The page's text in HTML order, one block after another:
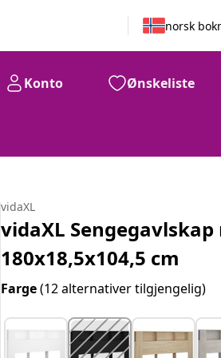
norsk
Konto Ønskeliste
vidaXL
vidaXL
180x18,5x104,5 cm
Farge(12 alternativer tilgjengelig)